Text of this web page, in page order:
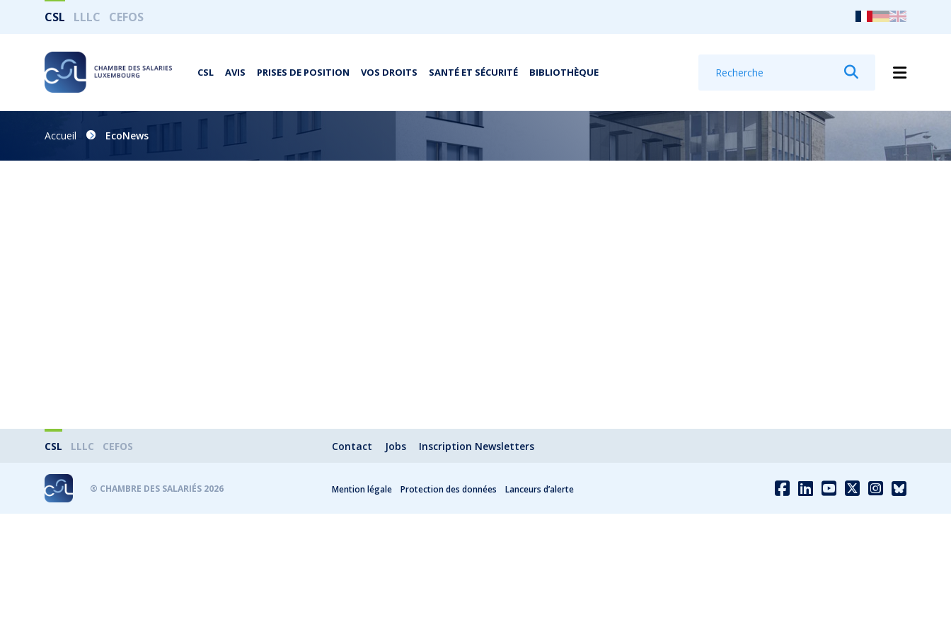
CSL LLLC CEFOS
CSL AVIS PRISES DE POSITION VOS DROITS SANTÉ ET SÉCURITÉ BIBLIOTHÈQUE
Accueil EcoNews
CSL LLLC CEFOS Contact Jobs Inscription Newsletters
® CHAMBRE DES SALARIÉS 2026 Mention légale Protection des données Lanceurs d’alerte